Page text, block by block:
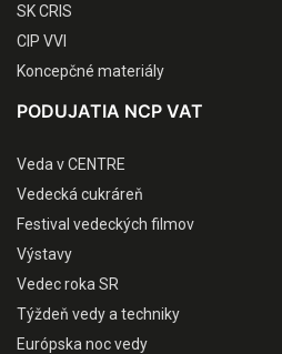
SK CRIS
CIP VVI
Koncepčné materiály
PODUJATIA NCP VAT
Veda v CENTRE
Vedecká cukráreň
Festival vedeckých filmov
Výstavy
Vedec roka SR
Týždeň vedy a techniky
Európska noc vedy